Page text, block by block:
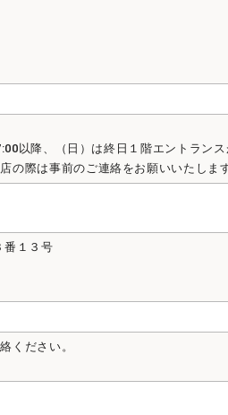
以降、（日）は終日１階エントラン
の際は事前のご連絡をお願いいたしま
１３号
ください。